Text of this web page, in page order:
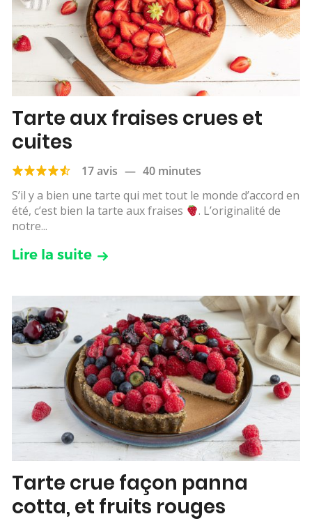
Tarte aux fraises crues et
cuites
17 avis — 40 minutes
S’il y a bien une tarte qui met tout le monde d’accord en
été, c’est bien la tarte aux fraises
. L’originalité de
notre...
Lire la suite
Tarte crue façon panna
cotta, et fruits rouges